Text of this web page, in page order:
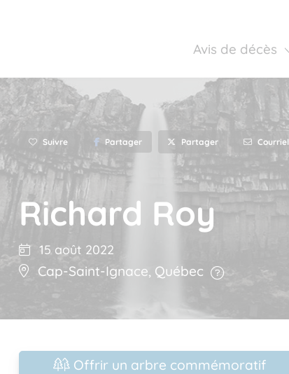
Avis de décès
Suivre Partager Partager Courriel
Richard Roy
15 août 2022
Cap-Saint-Ignace, Québec
Offrir un arbre commémoratif